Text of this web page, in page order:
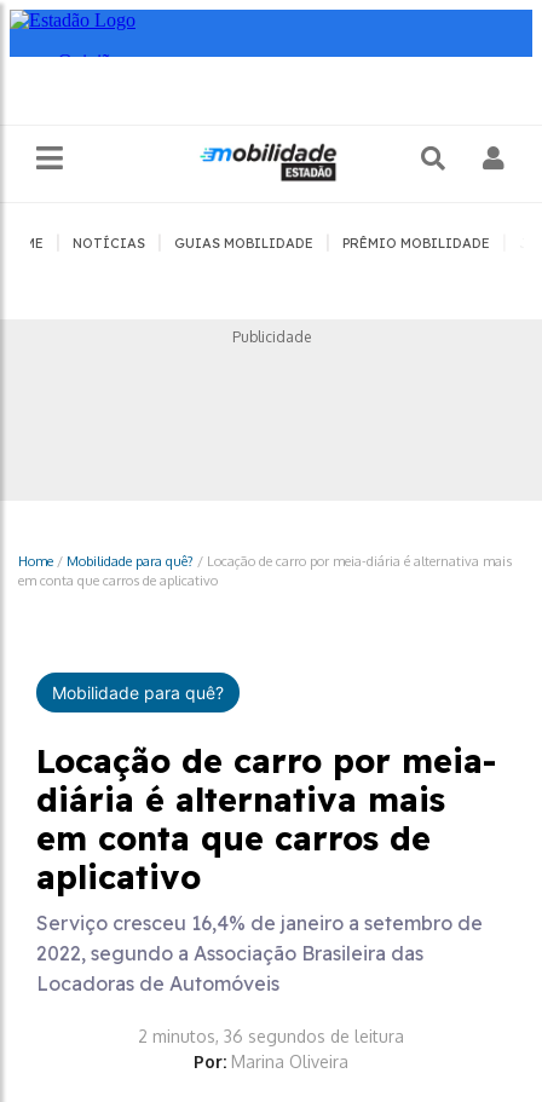
HOME NOTÍCIAS GUIAS MOBILIDADE PRÊMIO MOBILIDADE
Publicidade
Home / Mobilidade para quê? / Locação de carro por meia-diária é alternativa mais
em conta que carros de aplicativo
Mobilidade para quê?
Locação de carro por meia-
diária é alternativa mais
em conta que carros de
aplicativo
Serviço cresceu 16,4% de janeiro a setembro de
2022, segundo a Associação Brasileira das
Locadoras de Automóveis
2 minutos, 36 segundos de leitura
Por: Marina Oliveira